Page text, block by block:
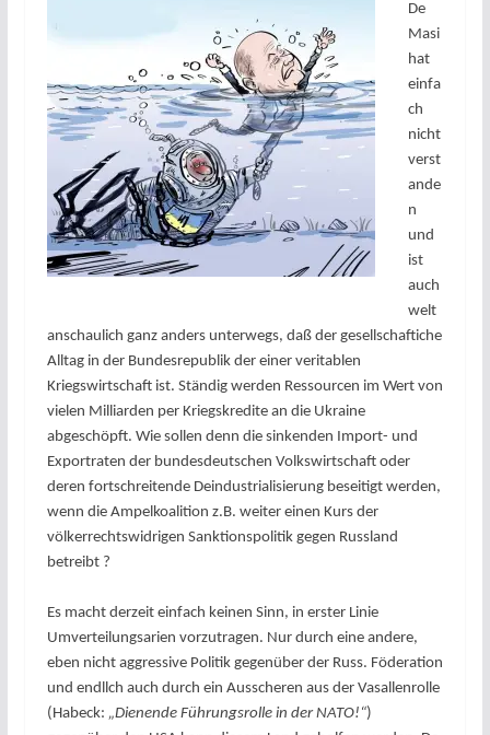
De
Masi
hat
einfa
ch
nicht
verst
ande
n
und
ist
auch
welt
anschaulich ganz anders unterwegs, daß der gesellschaftiche
Alltag in der Bundesrepublik der einer veritablen
Kriegswirtschaft ist. Ständig werden Ressourcen im Wert von
vielen Milliarden per Kriegskredite an die Ukraine
abgeschöpft. Wie sollen denn die sinkenden Import- und
Exportraten der bundesdeutschen Volkswirtschaft oder
deren fortschreitende Deindustrialisierung beseitigt werden,
wenn die Ampelkoalition z.B. weiter einen Kurs der
völkerrechtswidrigen Sanktionspolitik gegen Russland
betreibt ?
Es macht derzeit einfach keinen Sinn, in erster Linie
Umverteilungsarien vorzutragen. Nur durch eine andere,
eben nicht aggressive Politik gegenüber der Russ. Föderation
und endllch auch durch ein Ausscheren aus der Vasallenrolle
(Habeck: „Dienende Führungsrolle in der NATO!“)